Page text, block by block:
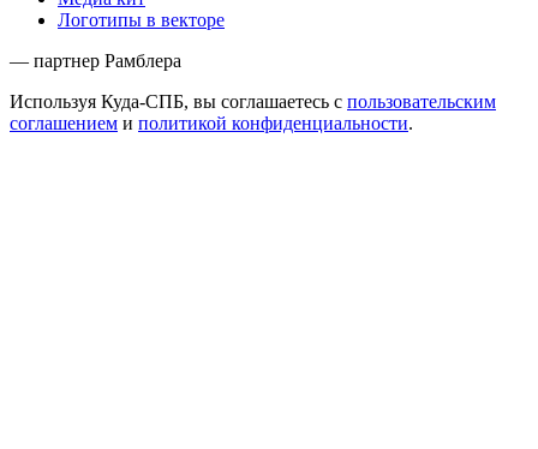
Логотипы в векторе
— партнер Рамблера
Используя Куда-СПБ, вы соглашаетесь с пользовательским
соглашением и политикой конфиденциальности.